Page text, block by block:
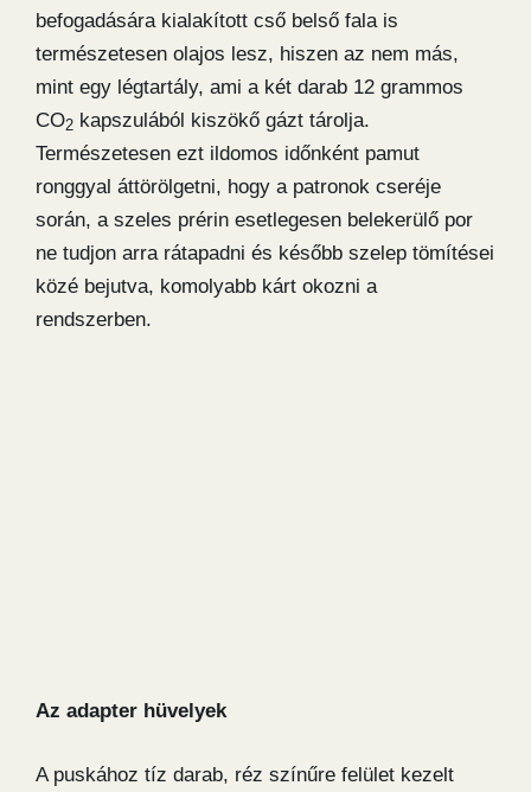
befogadására kialakított cső belső fala is
természetesen olajos lesz, hiszen az nem más,
mint egy légtartály, ami a két darab 12 grammos
CO2 kapszulából kiszökő gázt tárolja.
Természetesen ezt ildomos időnként pamut
ronggyal áttörölgetni, hogy a patronok cseréje
során, a szeles prérin esetlegesen belekerülő por
ne tudjon arra rátapadni és később szelep tömítései
közé bejutva, komolyabb kárt okozni a
rendszerben.
Az adapter hüvelyek
A puskához tíz darab, réz színűre felület kezelt